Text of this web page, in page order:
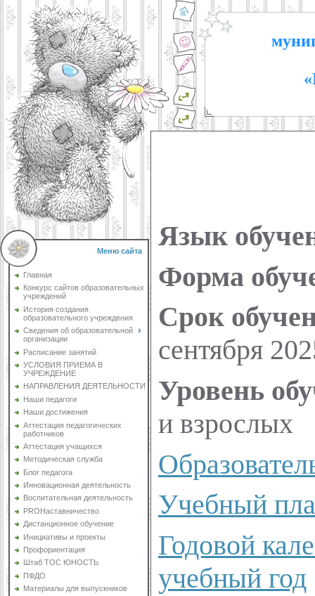
Меню сайта
Главная
Конкурс сайтов образовательных
учреждений
История создания
образовательного учреждения
Сведения об образовательной
организации
Расписание занятий
УСЛОВИЯ ПРИЕМА В
УЧРЕЖДЕНИЕ
НАПРАВЛЕНИЯ ДЕЯТЕЛЬНОСТИ
Наши педагоги
Наши достижения
Аттестация педагогических
работников
Аттестация учащихся
Методическая служба
Блог педагога
Инновационная деятельность
Воспитательная деятельность
PROНаставничество
Дистанционное обучение
Инициативы и проекты
Профориентация
Штаб ТОС ЮНОСТЬ
ПФДО
Материалы для выпускников
Язык
Форма
Срок
сентября
Уровень
и взрослых
Учебный
Годовой
учебный год